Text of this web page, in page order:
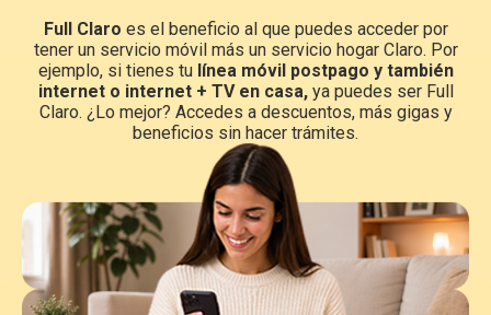
Full Claro es el beneficio al que puedes acceder por
tener un servicio móvil más un servicio hogar Claro. Por
ejemplo, si tienes tu línea móvil postpago y también
internet o internet + TV en casa,ya puedes ser Full
Claro. ¿Lo mejor? Accedes a descuentos, más gigas y
beneficios sin hacer trámites.